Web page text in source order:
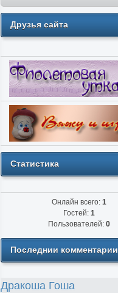
Друзья сайта
Статистика
Онлайн всего: 1
Гостей: 1
Пользователей: 0
Последнии комментарии
Дракоша Гоша